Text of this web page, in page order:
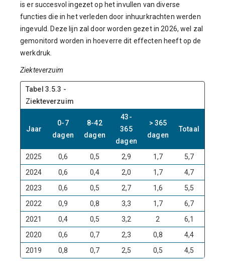
is er succesvol ingezet op het invullen van diverse
functies die in het verleden door inhuurkrachten werden
ingevuld. Deze lijn zal door worden gezet in 2026, wel zal
gemonitord worden in hoeverre dit effecten heeft op de
werkdruk.
Ziekteverzuim
Tabel 3.5.3 -
Ziekteverzuim
Jaar
0-7
dagen
8-42
dagen
43-
365
dagen
> 365
dagen
Totaal
2025 0,6 0,5 2,9 1,7
5,7
2024
0,6 0,4 2,0 1,7
4,7
2023
0,6 0,5 2,7 1,6
5,5
2022
0,9 0,8 3,3 1,7
6,7
2021
0,4 0,5 3,2 2
6,1
2020
0,6 0,7 2,3 0,8
4,4
2019
0,8 0,7 2,5 0,5 4,5